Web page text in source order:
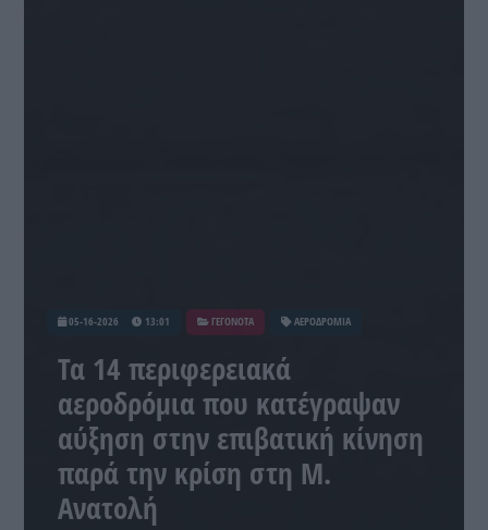
05-16-2026 13:01 ΓΕΓΟΝΟΤΑ ΑΕΡΟΔΡΟΜΙΑ
Τα 14 περιφερειακά
αεροδρόμια που κατέγραψαν
αύξηση στην επιβατική κίνηση
παρά την κρίση στη Μ.
Ανατολή